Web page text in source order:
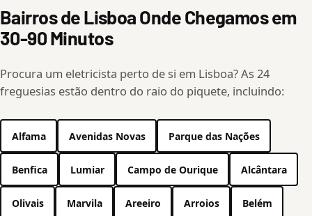
Bairros de Lisboa Onde Chegamos em
30-90 Minutos
Procura um eletricista perto de si em Lisboa? As 24
freguesias estão dentro do raio do piquete, incluindo:
Alfama Avenidas Novas Parque das Nações
Benfica Lumiar Campo de Ourique Alcântara
Olivais Marvila Areeiro Arroios Belém